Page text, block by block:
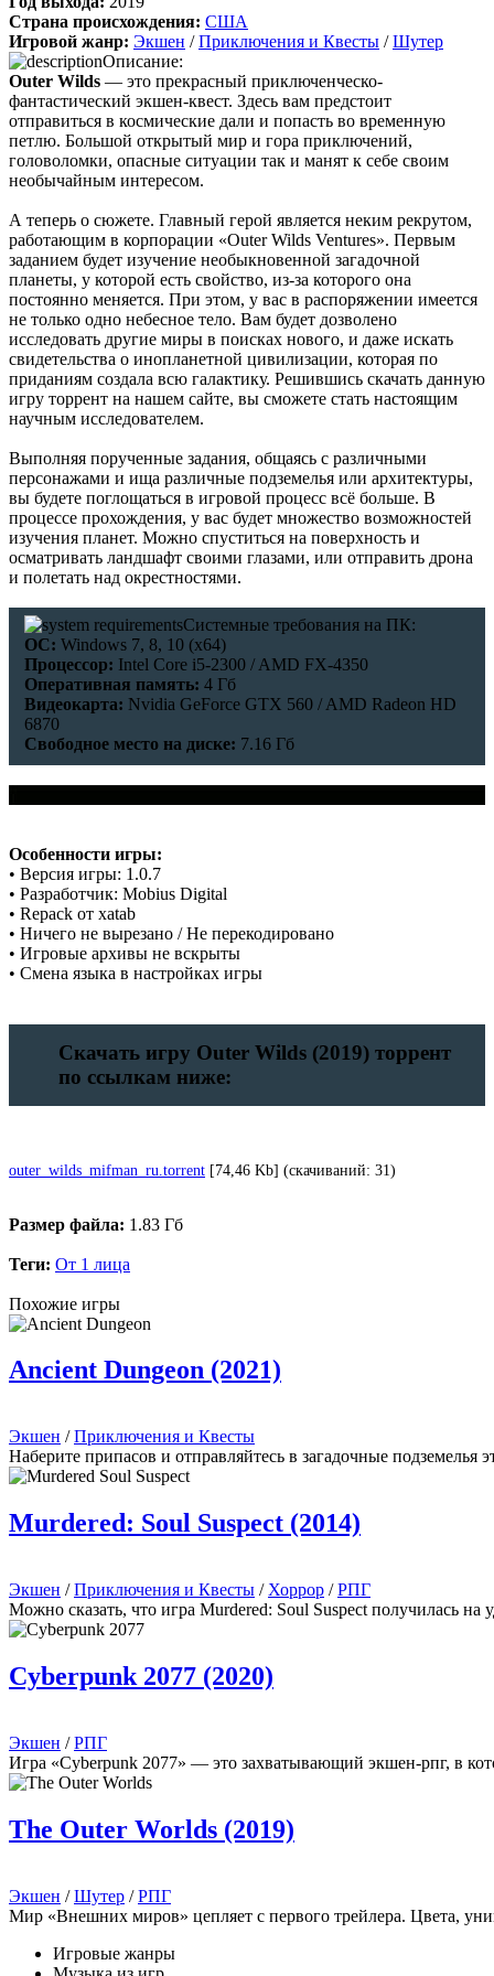
Boycenunse:Добавьте пожалуйста саундтрек из игры NFS
Most Wanted, которая 2005 года.
Mifman:Добро пожаловать на игровой сайт mifman.ru
Делитесь играми с друзьями и добавляйте сайт в избранное.
В этом чате Вы можете общаться. Пишите свои отзывы и
комментарии к играм.
Страна происхождения: США
Игровой жанр: Экшен /Приключения и Квесты /Шутер
Описание:
Outer Wilds — это прекрасный приключенческо-
фантастический экшен-квест. Здесь вам предстоит
отправиться в космические дали и попасть во временную
петлю. Большой открытый мир и гора приключений,
головоломки, опасные ситуации так и манят к себе своим
необычайным интересом.
А теперь о сюжете. Главный герой является неким рекрутом,
работающим в корпорации «Outer Wilds Ventures». Первым
заданием будет изучение необыкновенной загадочной
планеты, у которой есть свойство, из-за которого она
постоянно меняется. При этом, у вас в распоряжении имеется
не только одно небесное тело. Вам будет дозволено
исследовать другие миры в поисках нового, и даже искать
свидетельства о инопланетной цивилизации, которая по
приданиям создала всю галактику. Решившись скачать данную
игру торрент на нашем сайте, вы сможете стать настоящим
научным исследователем.
Выполняя порученные задания, общаясь с различными
персонажами и ища различные подземелья или архитектуры,
вы будете поглощаться в игровой процесс всё больше. В
процессе прохождения, у вас будет множество возможностей
изучения планет. Можно спуститься на поверхность и
осматривать ландшафт своими глазами, или отправить дрона
и полетать над окрестностями.
Системные требования на ПК:
ОС: Windows 7, 8, 10 (x64)
Процессор: Intel Core i5-2300 / AMD FX-4350
Оперативная память: 4 Гб
Видеокарта: Nvidia GeForce GTX 560 / AMD Radeon HD
6870
Свободное место на диске: 7.16 Гб
Особенности игры:
• Версия игры: 1.0.7
• Разработчик: Mobius Digital
• Repack от xatab
• Ничего не вырезано / Не перекодировано
• Игровые архивы не вскрыты
• Смена языка в настройках игры
Скачать игру Outer Wilds (2019) торрент
по ссылкам ниже:
outer_wilds_mifman_ru.torrent [74,46 Kb] (cкачиваний: 31)
Размер файла: 1.83 Гб
Теги: От 1 лица
Похожие игры
Ancient Dungeon (2021)
Экшен /Приключения и Квесты
Наберите припасов и отправляйтесь в загадочные
Murdered: Soul Suspect (2014)
Экшен /Приключения и Квесты / Хоррор /РПГ
Можно сказать, что игра Murdered: Soul Suspect получилась
Cyberpunk 2077 (2020)
Экшен /РПГ
Игра «Cyberpunk 2077» — это захватывающий экшен-рпг, в
The Outer Worlds (2019)
Экшен /Шутер /РПГ
Мир «Внешних миров» цепляет с первого трейлера. Цвета,
Игровые жанры